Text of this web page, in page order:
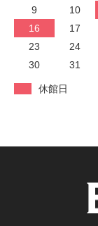
9
10
16
17
23
24
30
31
休館日